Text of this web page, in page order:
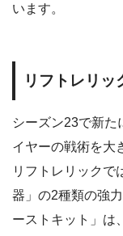
います。
リフトレリッ
シーズン23で新た
イヤーの戦術を大
リフトレリックで
器」の2種類の強
ーストキット」は